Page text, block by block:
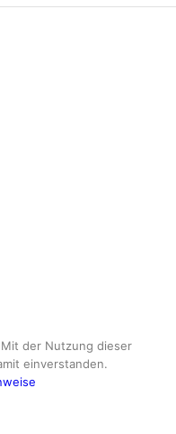
der Nutzung dieser
einverstanden.